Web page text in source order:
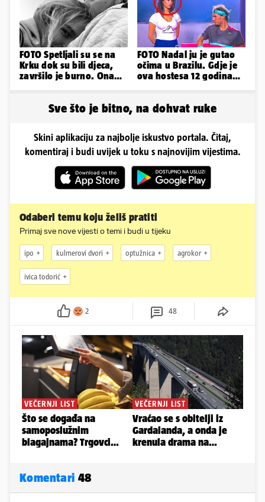
FOTO Spetljali su se na
Krku dok su bili djeca,
završilo je burno. Ona
FOTO Nadal ju je gutao
očima u Brazilu. Gdje je
ova hostesa 12 godina
Sve što je bitno, na dohvat ruke
Skini aplikaciju za najbolje iskustvo portala. Čitaj,
komentiraj i budi uvijek u toku s najnovijim vijestima.
Odaberi temu koju želiš pratiti
Primaj sve nove vijesti o temi i budi u tijeku
ipo kulmerovi dvori optužnica agrokor
ivica todorić
2 48
Komentari 48